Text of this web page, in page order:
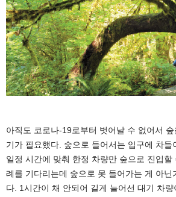
아직도 코로나-19로부터 벗어날 수 없어서
기가 필요했다. 숲으로 들어서는 입구에 차들
일정 시간에 맞춰 한정 차량만 숲으로 진입
례를 기다리는데 숲으로 못 들어가는 게 아닌
다. 1시간이 채 안되어 길게 늘어선 대기 차